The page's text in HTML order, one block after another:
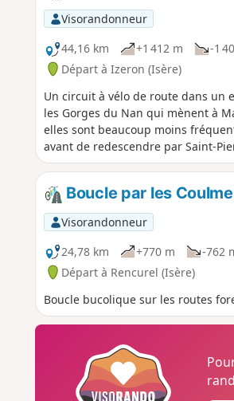
Visorandonneur
44,16 km
+1 412 m -1
Départ à Izeron (Isère)
Un circuit à vélo de route dans un
les Gorges du Nan qui mènent à
elles sont beaucoup moins
avant de redescendre par Saint-
Boucle par les
Visorandonneur
24,78 km
+770 m -762
Départ à Rencurel (Isère)
Boucle bucolique sur les routes